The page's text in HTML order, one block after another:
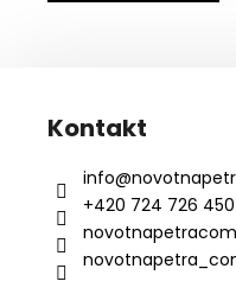
Kontakt
info@
+420 724 726 450
novotnapetracom